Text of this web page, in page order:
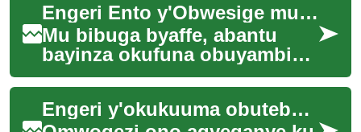
Engeri Ento y'Obwesige mu Bibuga
Mu bibuga byaffe, abantu
bayinza okufuna obuyambi
mu enkola ezitono ezisanyizo
ezitapiritu. Ezzirina okukolera
awamu ...
Engeri y'okukuuma obutebenkevu n'obuwangwa mu bisenge by'eby'okulya